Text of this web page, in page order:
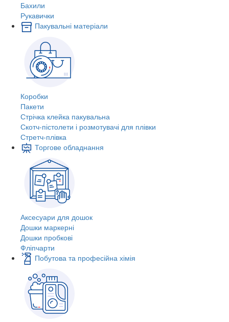
Бахили
Рукавички
Пакувальні матеріали
Коробки
Пакети
Стрічка клейка пакувальна
Скотч-пістолети і розмотувачі для плівки
Стретч-плівка
Торгове обладнання
Аксесуари для дошок
Дошки маркерні
Дошки пробкові
Фліпчарти
Побутова та професійна хімія